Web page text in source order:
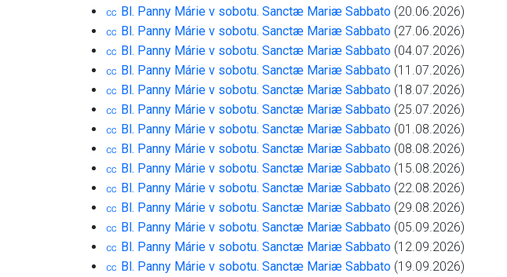
㏄ Bl. Panny Márie v sobotu. Sanctæ Mariæ Sabbato (20.06.2026)
㏄ Bl. Panny Márie v sobotu. Sanctæ Mariæ Sabbato (27.06.2026)
㏄ Bl. Panny Márie v sobotu. Sanctæ Mariæ Sabbato (04.07.2026)
㏄ Bl. Panny Márie v sobotu. Sanctæ Mariæ Sabbato (11.07.2026)
㏄ Bl. Panny Márie v sobotu. Sanctæ Mariæ Sabbato (18.07.2026)
㏄ Bl. Panny Márie v sobotu. Sanctæ Mariæ Sabbato (25.07.2026)
㏄ Bl. Panny Márie v sobotu. Sanctæ Mariæ Sabbato (01.08.2026)
㏄ Bl. Panny Márie v sobotu. Sanctæ Mariæ Sabbato (08.08.2026)
㏄ Bl. Panny Márie v sobotu. Sanctæ Mariæ Sabbato (15.08.2026)
㏄ Bl. Panny Márie v sobotu. Sanctæ Mariæ Sabbato (22.08.2026)
㏄ Bl. Panny Márie v sobotu. Sanctæ Mariæ Sabbato (29.08.2026)
㏄ Bl. Panny Márie v sobotu. Sanctæ Mariæ Sabbato (05.09.2026)
㏄ Bl. Panny Márie v sobotu. Sanctæ Mariæ Sabbato (12.09.2026)
㏄ Bl. Panny Márie v sobotu. Sanctæ Mariæ Sabbato (19.09.2026)